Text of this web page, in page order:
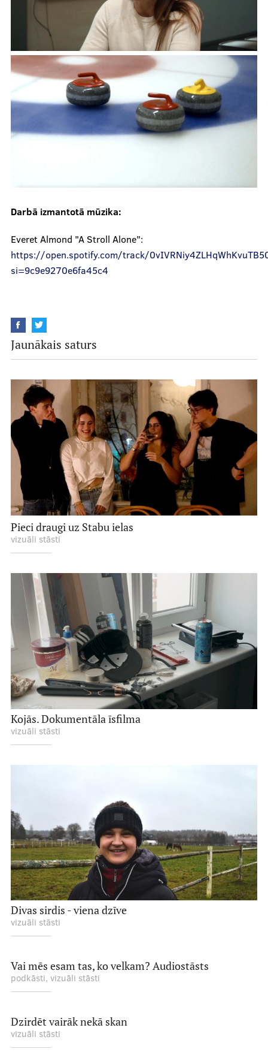
Darbā izmantotā mūzika:
Everet Almond "A Stroll Alone":
https://open.spotify.com/track/
si=9c9e9270e6fa45c4
Jaunākais saturs
Pieci draugi uz Stabu ielas
vizuāli stāsti
Kojās. Dokumentāla īsfilma
vizuāli stāsti
Divas sirdis - viena dzīve
vizuāli stāsti
Vai mēs esam tas, ko velkam? Audiostāsts
podkāsti, vizuāli stāsti
Dzirdēt vairāk nekā skan
vizuāli stāsti